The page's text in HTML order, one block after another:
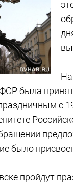
была
с
было
пройдут